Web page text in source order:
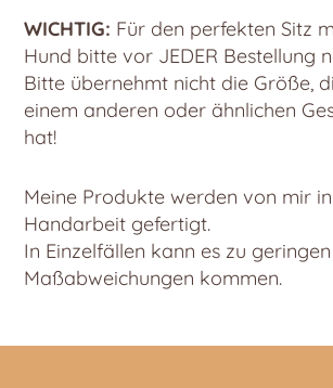
WICHTIG: Für den perfekten Sitz
Hund bitte vor JEDER Bestellung
Bitte übernehmt nicht die Größe,
einem anderen oder ähnlichen
hat!
Meine Produkte werden von mir
Handarbeit gefertigt.
In Einzelfällen kann es zu geringen
Maßabweichungen kommen.